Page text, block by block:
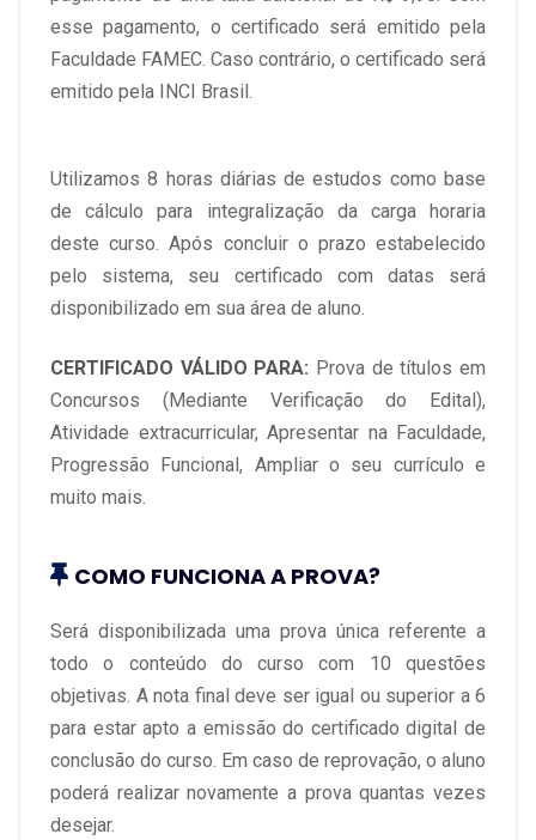
esse pagamento, o certificado será emitido pela
Faculdade FAMEC. Caso contrário, o certificado será
emitido pela INCI Brasil.
Utilizamos 8 horas diárias de estudos como base
de cálculo para integralização da carga horaria
deste curso. Após concluir o prazo estabelecido
pelo sistema, seu certificado com datas será
disponibilizado em sua área de aluno.
CERTIFICADO VÁLIDO PARA: Prova de títulos em
Concursos (Mediante Verificação do Edital),
Atividade extracurricular, Apresentar na Faculdade,
Progressão Funcional, Ampliar o seu currículo e
muito mais.
COMO FUNCIONA A PROVA?
Será disponibilizada uma prova única referente a
todo o conteúdo do curso com 10 questões
objetivas. A nota final deve ser igual ou superior a 6
para estar apto a emissão do certificado digital de
conclusão do curso. Em caso de reprovação, o aluno
poderá realizar novamente a prova quantas vezes
desejar.